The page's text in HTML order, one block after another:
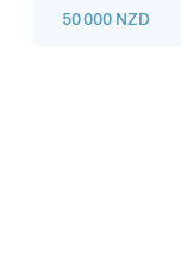
50 000 NZD